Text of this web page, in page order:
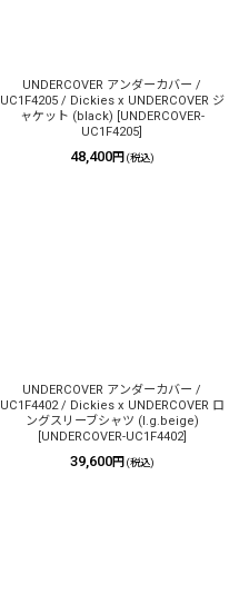
UNDERCOVER アンダーカバー /
UC1F4205 / Dickies x UNDERCOVER ジ
ャケット (black)
UNDERCOVER-
UC1F4205
48,400円 (税込)
UNDERCOVER アンダーカバー /
UC1F4402 / Dickies x UNDERCOVER ロ
ングスリーブシャツ (l.g.beige)
UNDERCOVER-UC1F4402]
39,600円 (税込)